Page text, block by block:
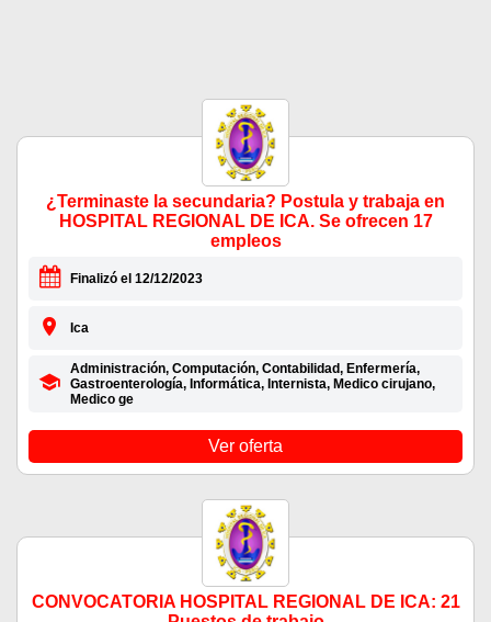
¿Terminaste la secundaria? Postula y trabaja en
HOSPITAL REGIONAL DE ICA. Se ofrecen 17
empleos
Finalizó el 12/12/2023
Ica
Administración, Computación, Contabilidad, Enfermería,
Gastroenterología, Informática, Internista, Medico cirujano,
Medico ge
Ver oferta
CONVOCATORIA HOSPITAL REGIONAL DE ICA: 21